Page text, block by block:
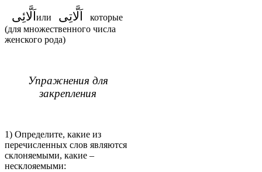
اَلَّائِى или اَلَّاتِى
которые
(для множественного числа
женского рода)
Упражнения для
закрепления
1) Определите, какие из
перечисленных слов являются
склоняемыми, какие –
несклояемыми: